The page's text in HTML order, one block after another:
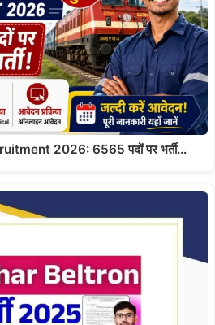
2026: 6565 पदों पर भर्ती…